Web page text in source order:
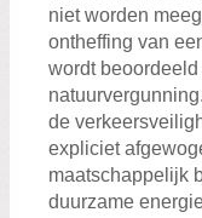
niet worden
ontheffing van
wordt
de
expliciet
maatschappelijk
duurzame